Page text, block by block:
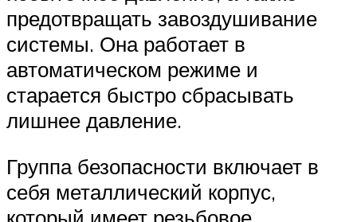
предотвращать завоздушивание
системы. Она работает в
автоматическом режиме и
старается быстро сбрасывать
лишнее давление.
Группа безопасности включает в
себя металлический корпус,
который имеет резьбовое